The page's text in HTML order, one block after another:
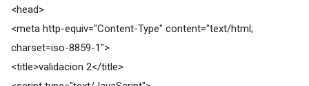
<head>
<meta http-equiv="Content-Type" content="text/html;
charset=iso-8859-1">
<title>validacion 2</title>